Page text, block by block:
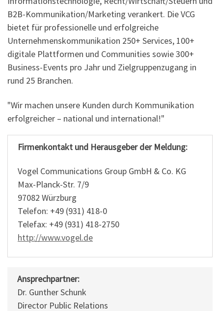
B2B-Kommunikation/Marketing verankert. Die VCG
bietet für professionelle und erfolgreiche
Unternehmenskommunikation 250+ Services, 100+
digitale Plattformen und Communities sowie 300+
Business-Events pro Jahr und Zielgruppenzugang in
rund 25 Branchen.
"Wir machen unsere Kunden durch Kommunikation
erfolgreicher – national und international!"
Firmenkontakt und Herausgeber der Meldung:
Vogel Communications Group GmbH & Co. KG
Max-Planck-Str. 7/9
97082 Würzburg
Telefon: +49 (931) 418-0
Telefax: +49 (931) 418-2750
http://www.vogel.de
Ansprechpartner:
Dr. Gunther Schunk
Director Public Relations